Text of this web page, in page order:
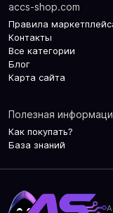
accs-shop.com
Правила
Контакты
Все категории
Блог
Карта сайта
Полезная
Как покупать?
База знаний